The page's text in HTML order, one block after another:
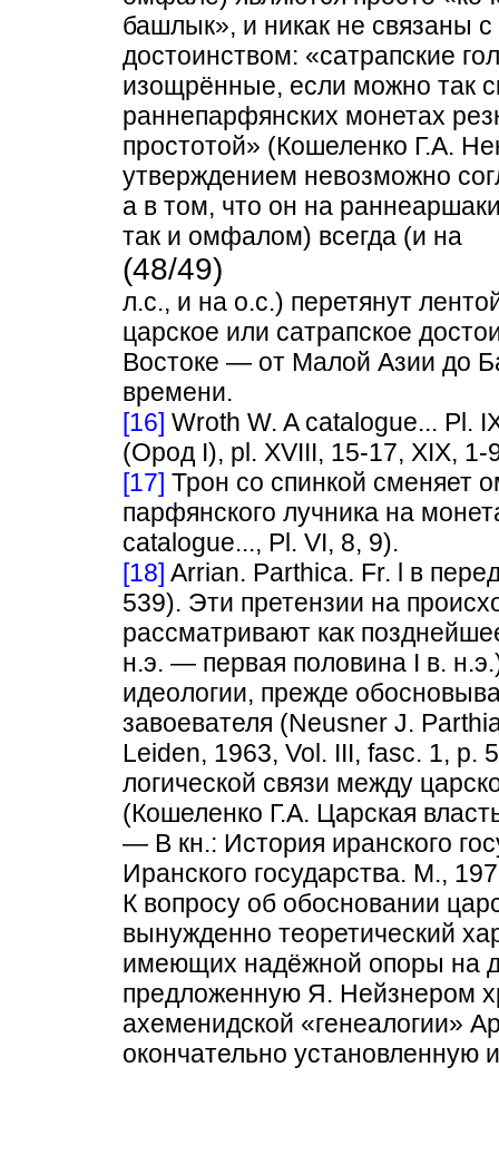
башлык», и никак не связаны
достоинством: «сатрапские
изощрённые, если можно так
раннепарфянских монетах
простотой» (Кошеленко Г.А.
утверждением невозможно
а в том, что он на
так и омфалом) всегда (и на
(48/49)
л.с., и на о.с.) перетянут
царское или сатрапское
Востоке — от Малой Азии до
времени.
[16] Wroth W. A catalogue... Pl.
(Ород I), pl. XVIII, 15-17, XIX,
[17] Трон со спинкой сменяет
парфянского лучника на
catalogue..., Pl. VI, 8, 9).
[18] Arrian. Parthica. Fr. l в
539). Эти претензии на
рассматривают как
н.э. — первая половина I в.
идеологии, прежде
завоевателя (Neusner J.
Leiden, 1963, Vol. III, fasc. 1, p.
логической связи между
(Кошеленко Г.А. Царская
— В кн.: История иранского
Иранского государства. М.,
К вопросу об обосновании
вынужденно теоретический
имеющих надёжной опоры на
предложенную Я. Нейзнером
ахеменидской «генеалогии»
окончательно установленную